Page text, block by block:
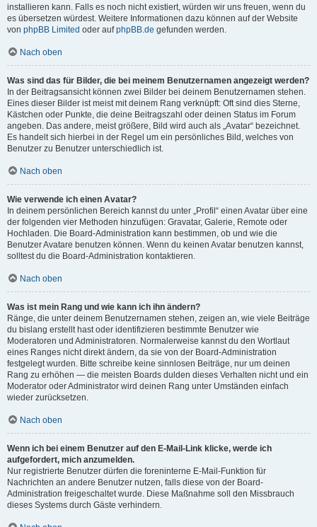
installieren kann. Falls es noch nicht existiert, würden wir uns freuen, wenn du
es übersetzen würdest. Weitere Informationen dazu können auf der Website
von phpBB Limited oder aufphpBB.de gefunden werden.
Nach oben
Was sind das für Bilder, die bei meinem Benutzernamen angezeigt werden?
In der Beitragsansicht können zwei Bilder bei deinem Benutzernamen stehen.
Eines dieser Bilder ist meist mit deinem Rang verknüpft: Oft sind dies Sterne,
Kästchen oder Punkte, die deine Beitragszahl oder deinen Status im Forum
angeben. Das andere, meist größere, Bild wird auch als „Avatar“ bezeichnet.
Es handelt sich hierbei in der Regel um ein persönliches Bild, welches von
Benutzer zu Benutzer unterschiedlich ist.
Nach oben
Wie verwende ich einen Avatar?
In deinem persönlichen Bereich kannst du unter „Profil“ einen Avatar über eine
der folgenden vier Methoden hinzufügen: Gravatar, Galerie, Remote oder
Hochladen. Die Board-Administration kann bestimmen, ob und wie die
Benutzer Avatare benutzen können. Wenn du keinen Avatar benutzen kannst,
solltest du die Board-Administration kontaktieren.
Nach oben
Was ist mein Rang und wie kann ich ihn ändern?
Ränge, die unter deinem Benutzernamen stehen, zeigen an, wie viele Beiträge
du bislang erstellt hast oder identifizieren bestimmte Benutzer wie
Moderatoren und Administratoren. Normalerweise kannst du den Wortlaut
eines Ranges nicht direkt ändern, da sie von der Board-Administration
festgelegt wurden. Bitte schreibe keine sinnlosen Beiträge, nur um deinen
Rang zu erhöhen — die meisten Boards dulden dieses Verhalten nicht und ein
Moderator oder Administrator wird deinen Rang unter Umständen einfach
wieder zurücksetzen.
Nach oben
Wenn ich bei einem Benutzer auf den E-Mail-Link klicke, werde ich
aufgefordert, mich anzumelden.
Nur registrierte Benutzer dürfen die foreninterne E-Mail-Funktion für
Nachrichten an andere Benutzer nutzen, falls diese von der Board-
Administration freigeschaltet wurde. Diese Maßnahme soll den Missbrauch
dieses Systems durch Gäste verhindern.